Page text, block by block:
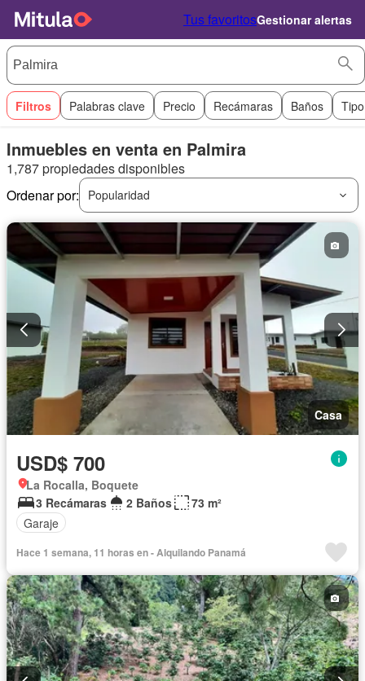
Tus favoritosGestionar alertas
Filtros Palabras clave Precio Recámaras Baños
Inmuebles en venta en Palmira
1,787 propiedades disponibles
Ordenar por:
Popularidad
Casa
USD$ 700
La Rocalla, Boquete
3 Recámaras
2 Baños
73 m²
Garaje
Hace 1 semana, 11 horas en - Alquilando Panamá